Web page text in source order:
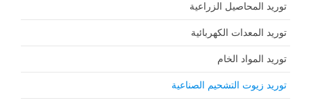
توريد المحاصيل الزراعية
توريد المعدات الكهربائية
توريد المواد الخام
توريد زيوت التشحيم الصناعية